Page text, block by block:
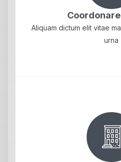
Aliquam dictum elit vitae
urna